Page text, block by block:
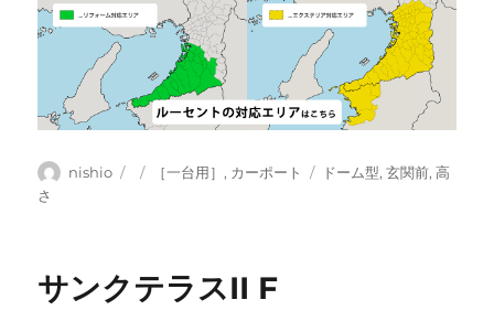
投
nishio
投
カ［一台用］ , カーポート
タ
ドーム型,玄関前,高
さ
サンクテラスII F